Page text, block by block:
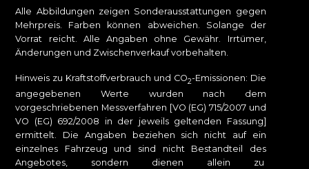
Alle Abbildungen zeigen Sonderausstattungen gegen
Mehrpreis. Farben können abweichen. Solange der
Vorrat reicht. Alle Angaben ohne Gewähr. Irrtümer,
Änderungen und Zwischenverkauf vorbehalten.
Hinweis zu Kraftstoffverbrauch und CO2-Emissionen: Die
angegebenen Werte wurden nach dem
vorgeschriebenen Messverfahren [VO (EG) 715/2007 und
VO (EG) 692/2008 in der jeweils geltenden Fassung]
ermittelt. Die Angaben beziehen sich nicht auf ein
einzelnes Fahrzeug und sind nicht Bestandteil des
Angebotes, sondern dienen allein zu